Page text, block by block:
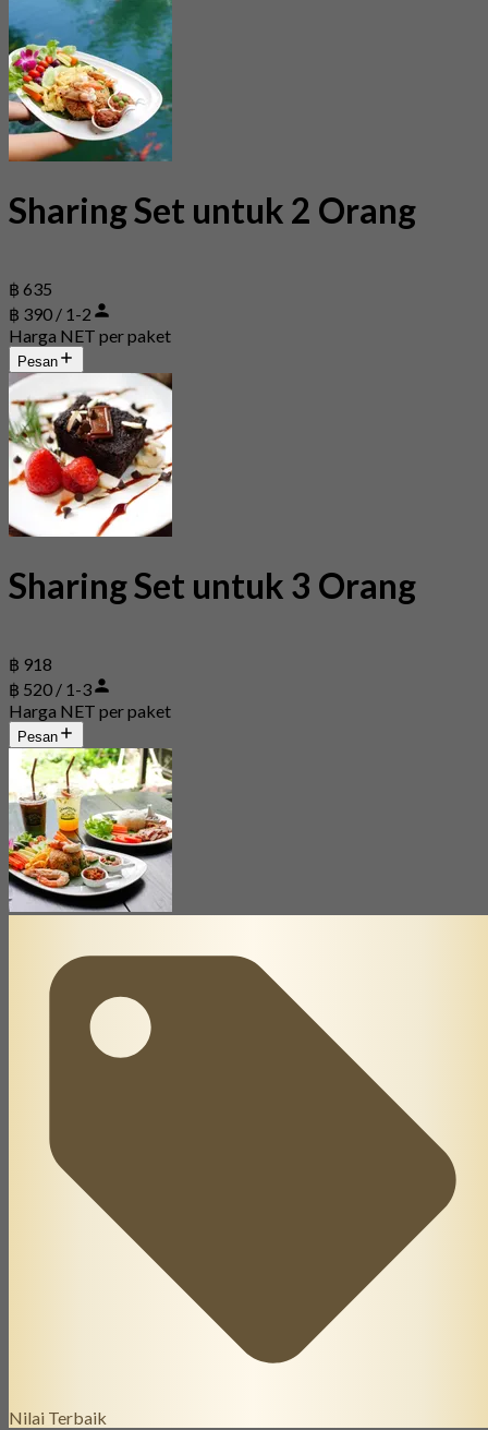
Sharing Set untuk 2 Orang
฿ 635
฿ 390 / 1-2
Harga NET per paket
Pesan
Sharing Set untuk 3 Orang
฿ 918
฿ 520 / 1-3
Harga NET per paket
Pesan
Nilai Terbaik